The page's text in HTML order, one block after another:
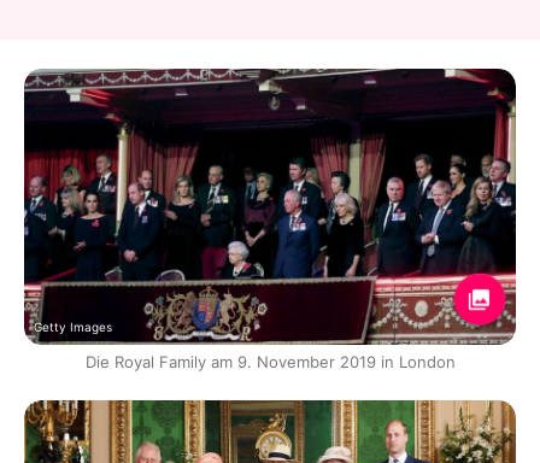
Getty Images
Die Royal Family am 9. November 2019 in London